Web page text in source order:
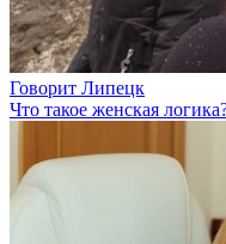
Говорит Липецк
Что такое женская